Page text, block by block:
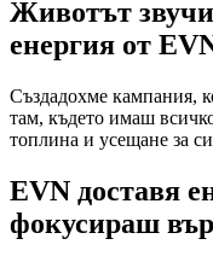
Животът
енергия от
Създадохме кампания,
там, където имаш
топлина и усещане за
EVN доставя
фокусираш